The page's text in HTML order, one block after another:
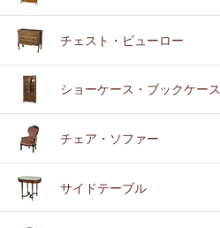
チェスト・ビューロー
ショーケース・ブックケース
チェア・ソファー
サイドテーブル